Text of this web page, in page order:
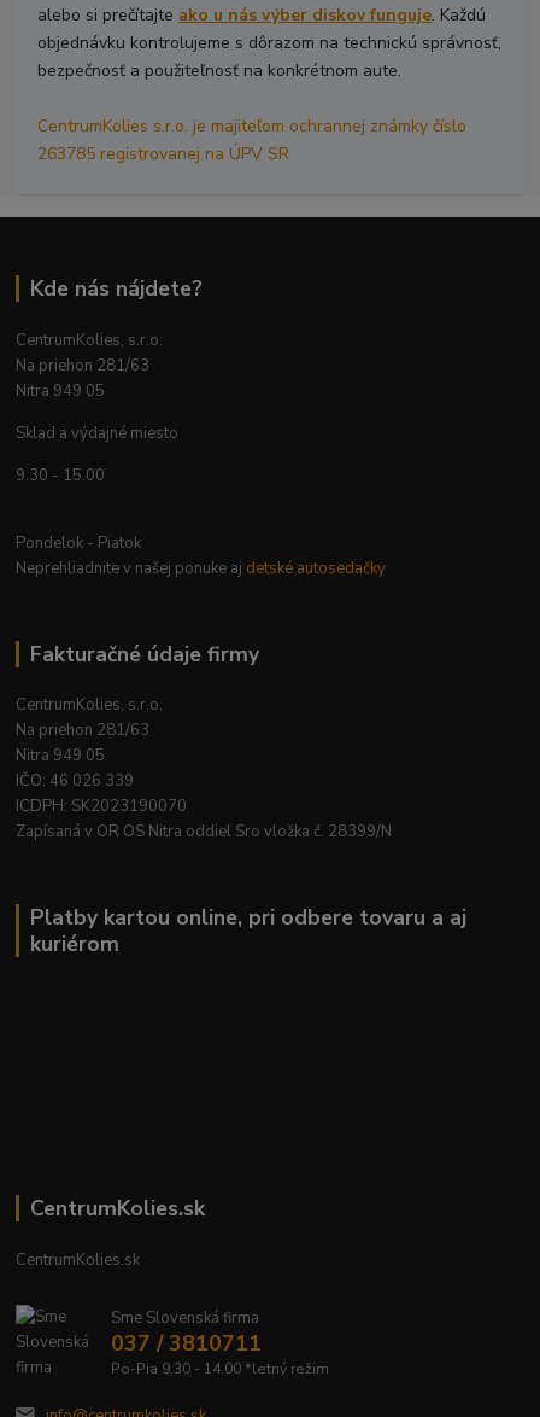
alebo si prečítajte ako u nás výber diskov funguje. Každú
objednávku kontrolujeme s dôrazom na technickú správnosť,
bezpečnosť a použiteľnosť na konkrétnom aute.
CentrumKolies s.r.o. je majiteľom ochrannej známky číslo
263785 registrovanej na ÚPV SR
Kde nás nájdete?
CentrumKolies, s.r.o.
Na priehon 281/63
Nitra 949 05
Sklad a výdajné miesto
9.30 - 15.00
Pondelok - Piatok
Neprehliadnite v našej ponuke aj detské autosedačky
Fakturačné údaje firmy
CentrumKolies, s.r.o.
Na priehon 281/63
Nitra 949 05
IČO: 46 026 339
ICDPH: SK2023190070
Zapísaná v OR OS Nitra oddiel Sro vložka č. 28399/N
Platby kartou online, pri odbere tovaru a aj
kuriérom
CentrumKolies.sk
CentrumKolies.sk
Sme Slovenská firma
037 / 3810711
Po-Pia 9.30 - 14.00 *letný režim